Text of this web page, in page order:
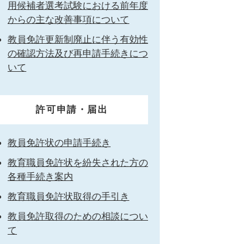
用候補者選考試験における前年度
からの主な改善事項について
教員免許更新制廃止に伴う有効性
の確認方法及び再申請手続きにつ
いて
許可申請・届出
教員免許状の申請手続き
教育職員免許状を紛失された方の
各種手続き案内
教育職員免許状取得の手引き
教員免許取得のための相談につい
て